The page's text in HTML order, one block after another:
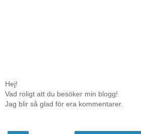
Hej!
Vad roligt att du besöker min blogg!
Jag blir så glad för era kommentarer.